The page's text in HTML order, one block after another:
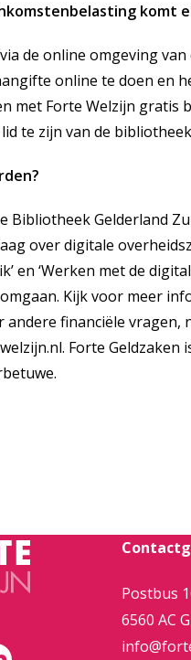
komt
de online omgeving
online te doen en
met Forte Welzijn
te zijn van de
Bibliotheek Gelderland
over digitale
en ‘Werken met de
Kijk voor meer
financiële vragen,
. Forte Geldzaken
Postbus
6560 AC